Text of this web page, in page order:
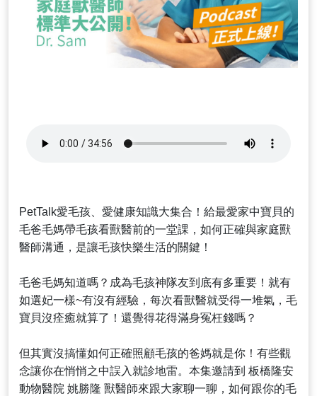
PetTalk愛毛孩、愛健康知識大集合！給最愛家中寶貝的
毛爸毛媽帶毛孩看獸醫前的一堂課，如何正確與家庭獸
醫師溝通，是讓毛孩快樂生活的關鍵！
毛爸毛媽知道嗎？成為毛孩神隊友到底有多重要！就有
如選妃一樣~有沒有經驗，每次看獸醫就受得一堆氣，毛
寶貝沒痊癒就算了！還覺得花得滿身冤枉錢嗎？
但其實沒搞懂如何正確照顧毛孩的爸媽就是你！有些觀
念讓你在悄悄之中誤入就診地雷。本集邀請到 板橋隆安
動物醫院 姚勝隆 獸醫師來跟大家聊一聊，如何跟你的毛